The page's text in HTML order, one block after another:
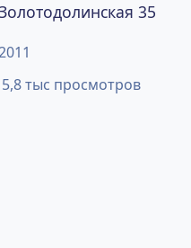
35
5,8 тыс просмотров